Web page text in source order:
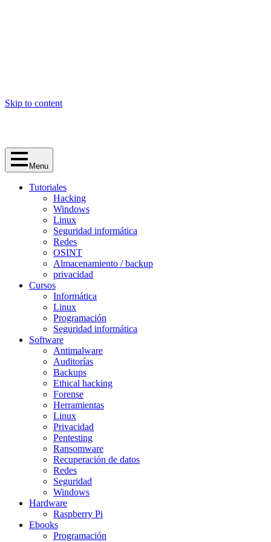
Skip to content
Menu
Tutoriales
Hacking
Windows
Linux
Seguridad informática
Redes
OSINT
Almacenamiento / backup
privacidad
Cursos
Informática
Linux
Programación
Seguridad informática
Software
Antimalware
Auditorías
Backups
Ethical hacking
Forense
Herramientas
Linux
Privacidad
Pentesting
Ransomware
Recuperación de datos
Redes
Seguridad
Windows
Hardware
Raspberry Pi
Ebooks
Programación